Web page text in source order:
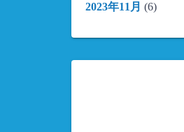
2023年11月 (6)